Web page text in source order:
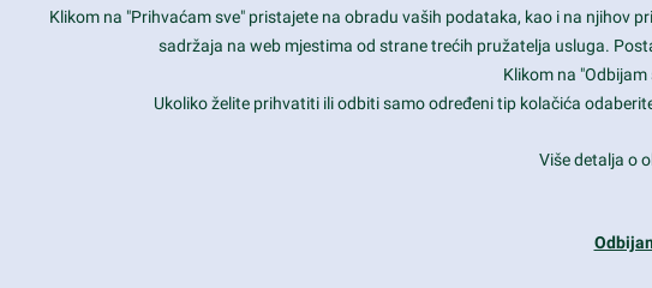
Is your website user friendly?
Ark offers weekly stunning designs.
Why our customers love Ark?
Smart and
Unlimited
Mobile ready
Klikom na "Prihvaćam sve" pristajete na obradu vaših podataka, kao i na njihov
sadržaja na web mjestima od strane trećih pružatelja usluga.
Klikom na
Ukoliko želite prihvatiti ili odbiti samo određeni tip kolačića
Više detalja o